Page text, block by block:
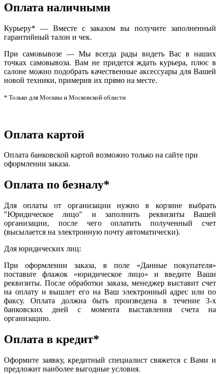
Оплата наличными
Курьеру* — Вместе с заказом вы получите заполненный
гарантийный талон и чек.
При самовывозе — Мы всегда рады видеть Вас в наших
точках самовывоза. Вам не придется ждать курьера, плюс в
салоне можно подобрать качественные аксессуары для Вашей
новой техники, примерив их прямо на месте.
* Только для Москвы и Московской области
Оплата картой
Оплата банковской картой возможно только на сайте при
оформлении заказа.
Оплата по безналу*
Для оплаты от организации нужно в корзине выбрать
"Юридическое лицо" и заполнить реквизиты Вашей
организации, после чего оплатить полученный счет
(высылается на электронную почту автоматически).
Для юридических лиц:
При оформлении заказа, в поле «Данные покупателя»
поставьте флажок «юридическое лицо» и введите Ваши
реквизиты. После обработки заказа, менеджер выставит счет
на оплату и вышлет его на Ваш электронный адрес или по
факсу. Оплата должна быть произведена в течение 3-х
банковских дней с момента выставления счета на
организацию.
Оплата в кредит*
Оформите заявку, кредитный специалист свяжется с Вами и
предложит наиболее выгодные условия.